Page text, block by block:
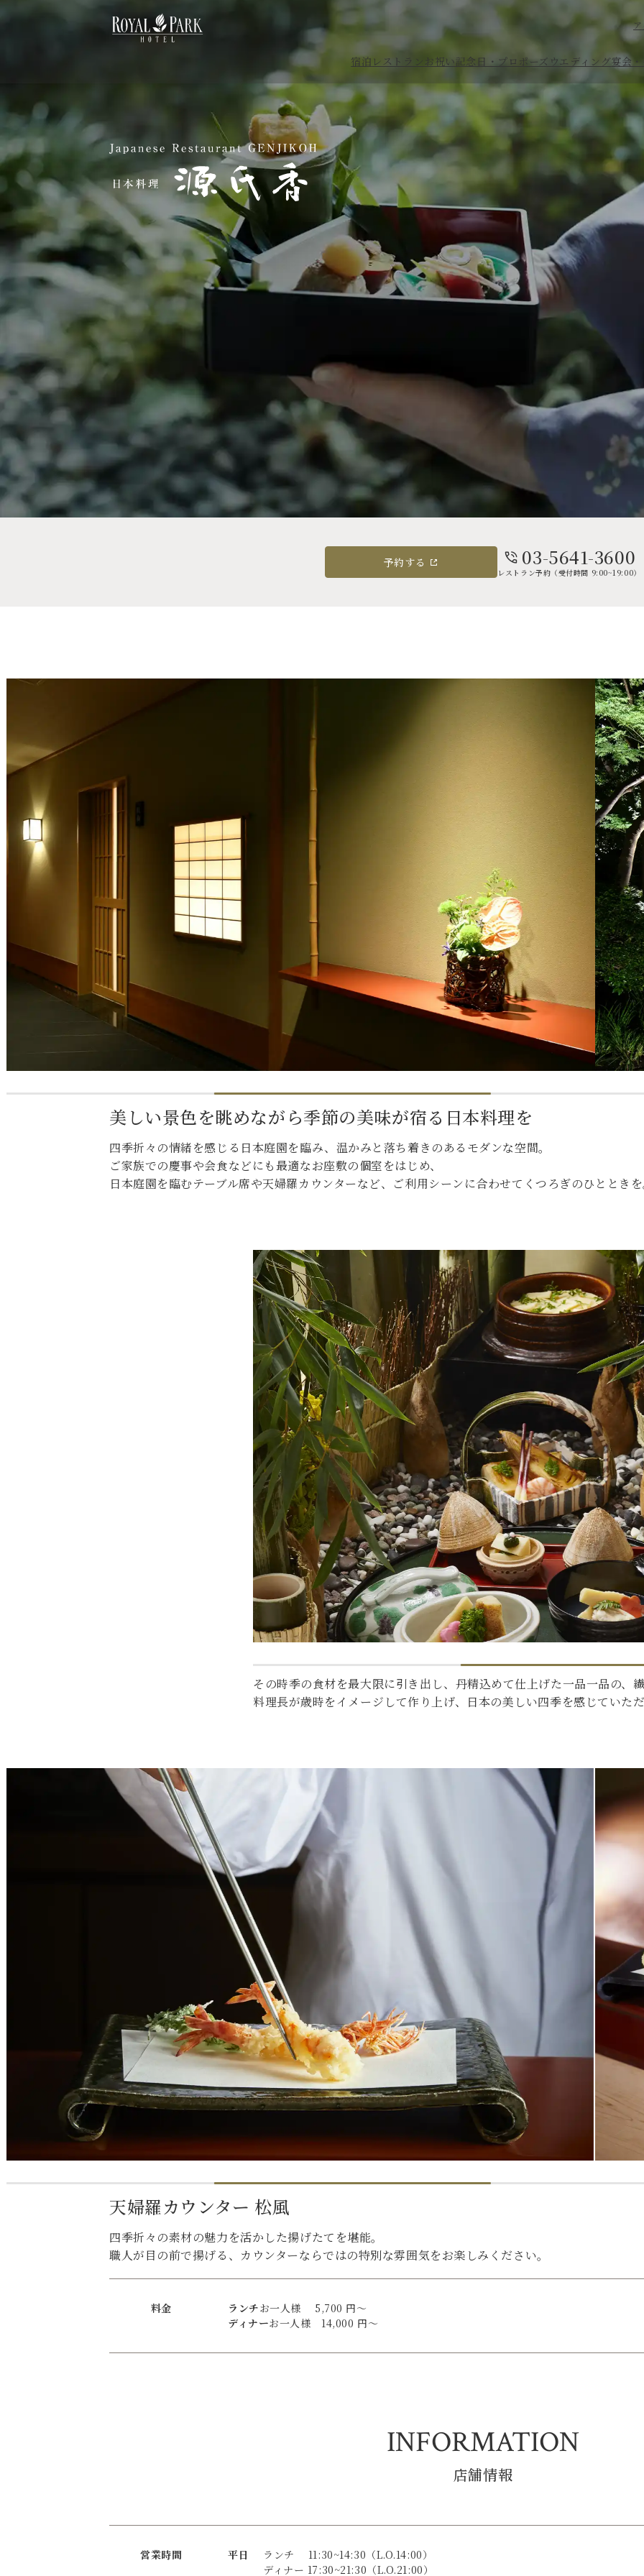
宿泊 レストラン お祝い記念日・プロポーズ ウエディング宴会
予約する 03-5641-3600
レストラン予約（受付時間 9:00~19:00）
美しい景色を眺めながら季節の美味が宿る日本料理を
四季折々の情緒を感じる日本庭園を臨み、温かみと落ち着きのあるモダンな空間。
ご家族での慶事や会食などにも最適なお座敷の個室をはじめ、
日本庭園を臨むテーブル席や天婦羅カウンターなど、ご利用シーンに合わせてくつろぎのひととき
その時季の食材を最大限に引き出し、丹精込めて仕上げた一品一品の、
料理長が歳時をイメージして作り上げ、日本の美しい四季を感じていた
天婦羅カウンター 松風
四季折々の素材の魅力を活かした揚げたてを堪能。
職人が目の前で揚げる、カウンターならではの特別な雰囲気をお楽しみください。
料金 ランチお一人様 5,700 円〜
ディナーお一人様 14,000 円〜
INFORMATION
店舗情報
営業時間 平日
ランチ 11:30~14:30（L.O.14:00）
ディナー 17:30~21:30（L.O.21:00）